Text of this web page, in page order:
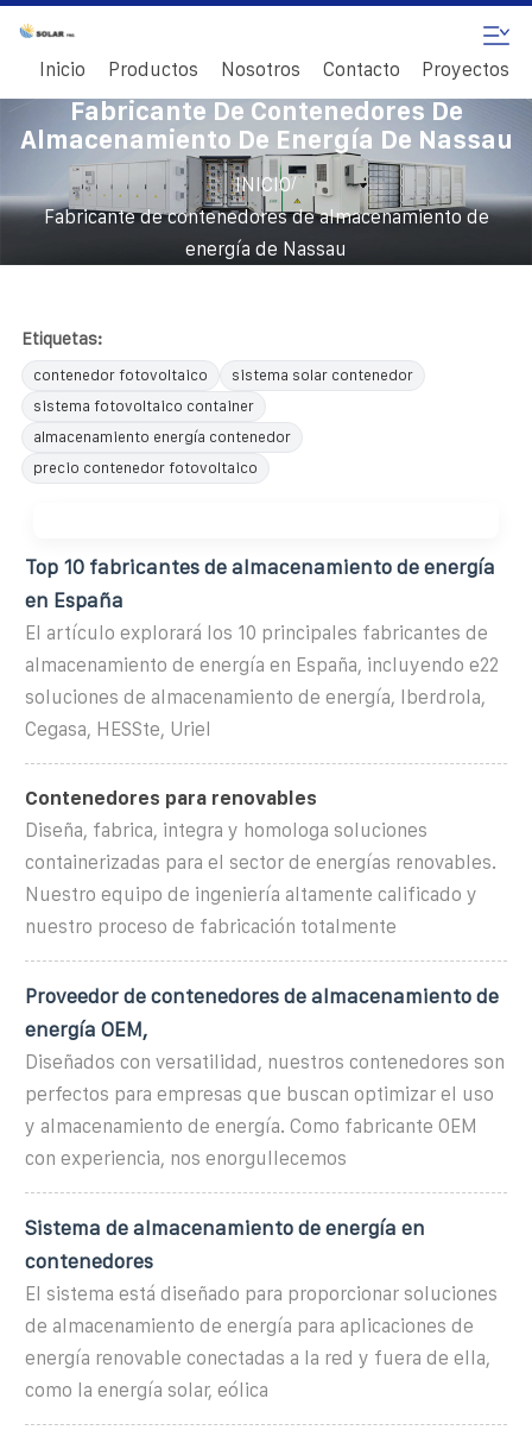
Inicio Productos Nosotros Contacto Proyectos
Fabricante De Contenedores De
Almacenamiento De Energía De Nassau
INICIO/
Fabricante de contenedores de almacenamiento de
energía de Nassau
Etiquetas:
contenedor fotovoltaico
sistema solar contenedor
sistema fotovoltaico container
almacenamiento energía contenedor
precio contenedor fotovoltaico
Top 10 fabricantes de almacenamiento de energía
en España
El artículo explorará los 10 principales fabricantes de
almacenamiento de energía en España, incluyendo e22
soluciones de almacenamiento de energía, Iberdrola,
Cegasa, HESSte, Uriel
Contenedores para renovables
Diseña, fabrica, integra y homologa soluciones
containerizadas para el sector de energías renovables.
Nuestro equipo de ingeniería altamente calificado y
nuestro proceso de fabricación totalmente
Proveedor de contenedores de almacenamiento de
energía OEM,
Diseñados con versatilidad, nuestros contenedores son
perfectos para empresas que buscan optimizar el uso
y almacenamiento de energía. Como fabricante OEM
con experiencia, nos enorgullecemos
Sistema de almacenamiento de energía en
contenedores
El sistema está diseñado para proporcionar soluciones
de almacenamiento de energía para aplicaciones de
energía renovable conectadas a la red y fuera de ella,
como la energía solar, eólica